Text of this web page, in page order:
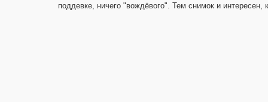
поддевке, ничего "вождёвого". Тем снимок и интересен,